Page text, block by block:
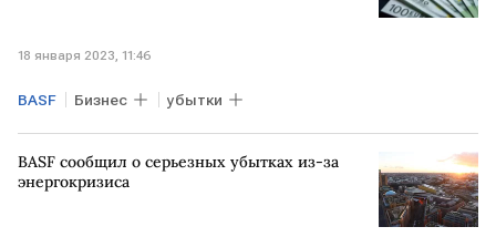
18 января 2023, 11:46
BASF Бизнес убытки
BASF сообщил о серьезных убытках из-за
энергокризиса